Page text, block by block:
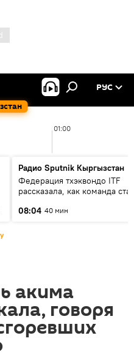
РУС
01:00
Радио Sputnik Кыргызстан
Федерация тхэквондо ITF
рассказала, как команда
08:04 40 мин
акима
говоря